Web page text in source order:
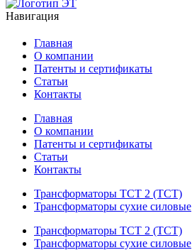
Навигация
Главная
О компании
Патенты и сертификаты
Статьи
Контакты
Главная
О компании
Патенты и сертификаты
Статьи
Контакты
Трансформаторы ТСТ 2 (ТСТ)
Трансформаторы сухие силовые
Трансформаторы ТСТ 2 (ТСТ)
Трансформаторы сухие силовые